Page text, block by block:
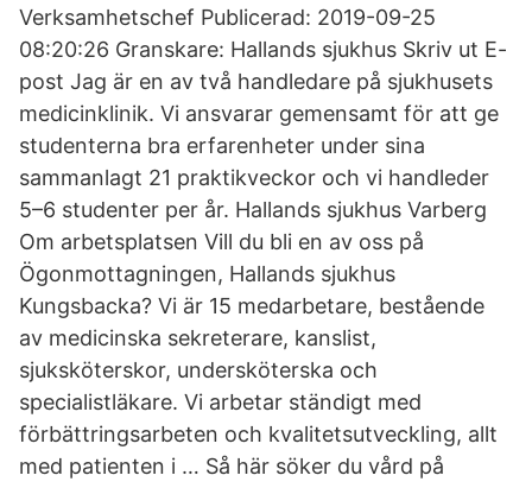
Verksamhetschef Publicerad: 2019-09-25
08:20:26 Granskare: Hallands sjukhus Skriv ut E-
post Jag är en av två handledare på sjukhusets
medicinklinik. Vi ansvarar gemensamt för att ge
studenterna bra erfarenheter under sina
sammanlagt 21 praktikveckor och vi handleder
5–6 studenter per år. Hallands sjukhus Varberg
Om arbetsplatsen Vill du bli en av oss på
Ögonmottagningen, Hallands sjukhus
Kungsbacka? Vi är 15 medarbetare, bestående
av medicinska sekreterare, kanslist,
sjuksköterskor, undersköterska och
specialistläkare. Vi arbetar ständigt med
förbättringsarbeten och kvalitetsutveckling, allt
med patienten i … Så här söker du vård på